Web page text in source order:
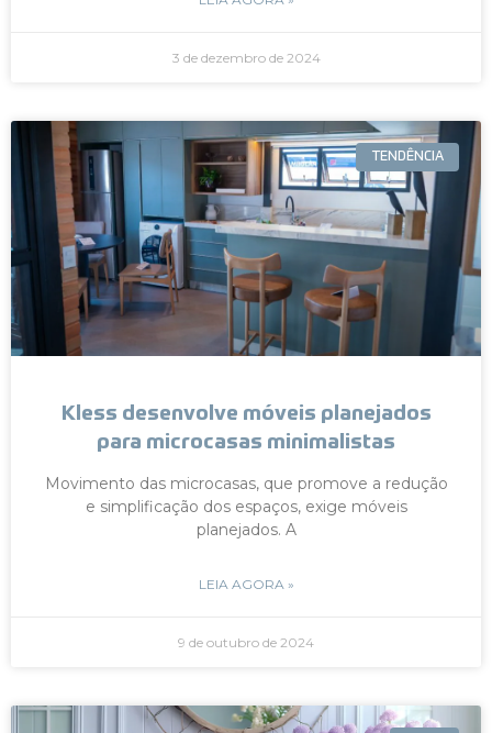
3 de dezembro de 2024
TENDÊNCIA
Kless desenvolve móveis planejados
para microcasas minimalistas
Movimento das microcasas, que promove a redução
e simplificação dos espaços, exige móveis
planejados. A
LEIA AGORA »
9 de outubro de 2024